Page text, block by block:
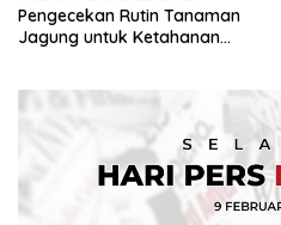
Pengecekan Rutin Tanaman
Jagung untuk Ketahanan